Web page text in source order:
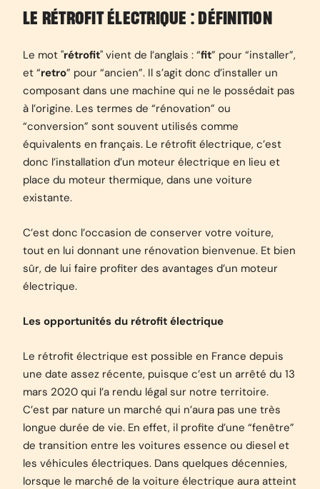
LE RÉTROFIT ÉLECTRIQUE : DÉFINITION
Le mot "rétrofit" vient de l’anglais : “fit” pour “installer”,
et “retro” pour “ancien”. Il s’agit donc d’installer un
composant dans une machine qui ne le possédait pas
à l’origine. Les termes de “rénovation” ou
“conversion” sont souvent utilisés comme
équivalents en français. Le rétrofit électrique, c’est
donc l’installation d’un moteur électrique en lieu et
place du moteur thermique, dans une voiture
existante.
C’est donc l’occasion de conserver votre voiture,
tout en lui donnant une rénovation bienvenue. Et bien
sûr, de lui faire profiter des avantages d’un moteur
électrique.
Les opportunités du rétrofit électrique
Le rétrofit électrique est possible en France depuis
une date assez récente, puisque c’est un arrêté du 13
mars 2020 qui l’a rendu légal sur notre territoire.
C’est par nature un marché qui n’aura pas une très
longue durée de vie. En effet, il profite d’une “fenêtre”
de transition entre les voitures essence ou diesel et
les véhicules électriques. Dans quelques décennies,
lorsque le marché de la voiture électrique aura atteint